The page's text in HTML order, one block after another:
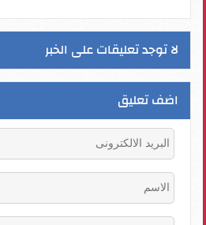
لا توجد تعليقات على الخبر
اضف تعليق